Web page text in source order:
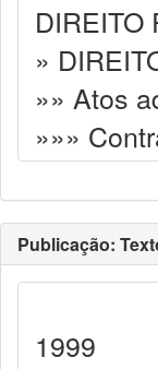
DIREITO
»
»» Atos
»»»
Publicação:
1999